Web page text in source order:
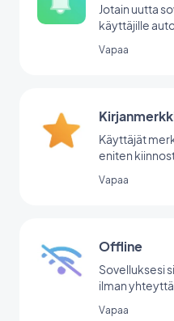
Jotain uutta
käyttäjille
Vapaa
Käyttäjät
eniten
Vapaa
Offline
Sovelluksesi
ilman yhteyttä.
Vapaa